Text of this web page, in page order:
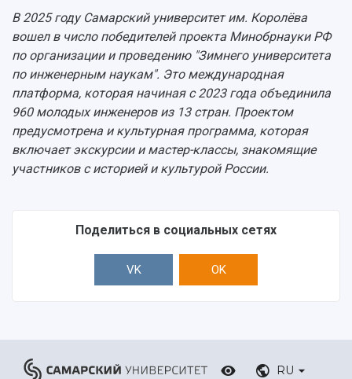
В 2025 году Самарский университет им. Королёва
вошел в число победителей проекта Минобрнауки РФ
по организации и проведению "Зимнего университета
по инженерным наукам". Это международная
платформа, которая начиная с 2023 года объединила
960 молодых инженеров из 13 стран. Проектом
предусмотрена и культурная программа, которая
включает экскурсии и мастер-классы, знакомящие
участников с историей и культурой России.
Поделиться в социальных сетях
VK OK
RU